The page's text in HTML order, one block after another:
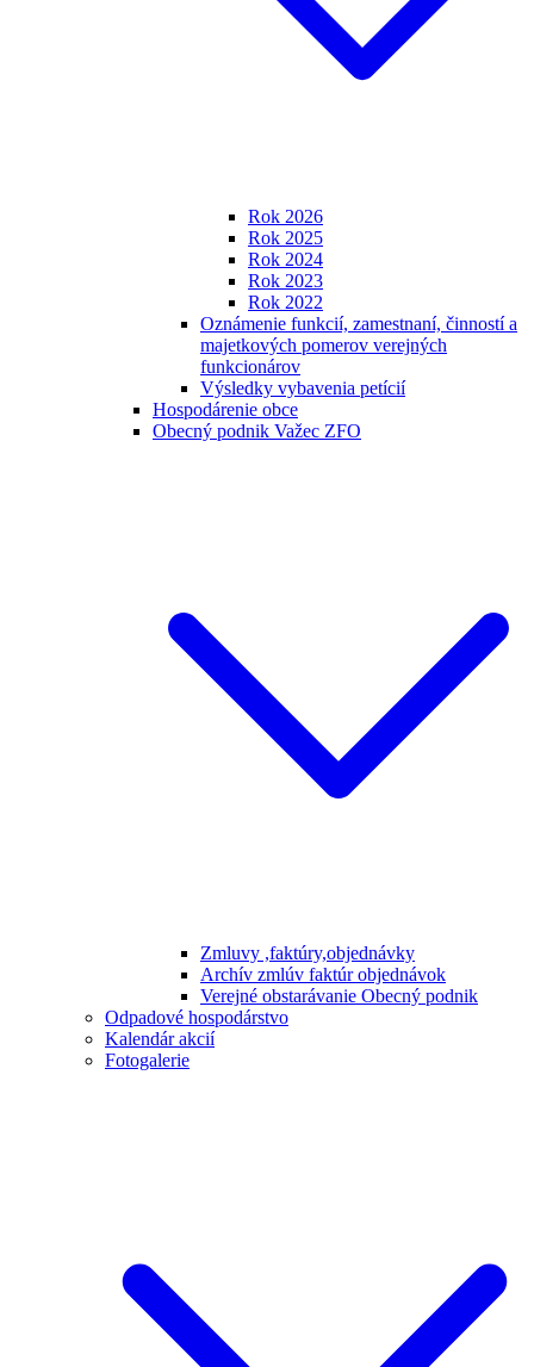
Rok 2026
Rok 2025
Rok 2024
Rok 2023
Rok 2022
Oznámenie funkcií, zamestnaní, činností a
majetkových pomerov verejných
funkcionárov
Výsledky vybavenia petícií
Hospodárenie obce
Obecný podnik Važec ZFO
Zmluvy ,faktúry,objednávky
Archív zmlúv faktúr objednávok
Verejné obstarávanie Obecný podnik
Odpadové hospodárstvo
Kalendár akcií
Fotogalerie